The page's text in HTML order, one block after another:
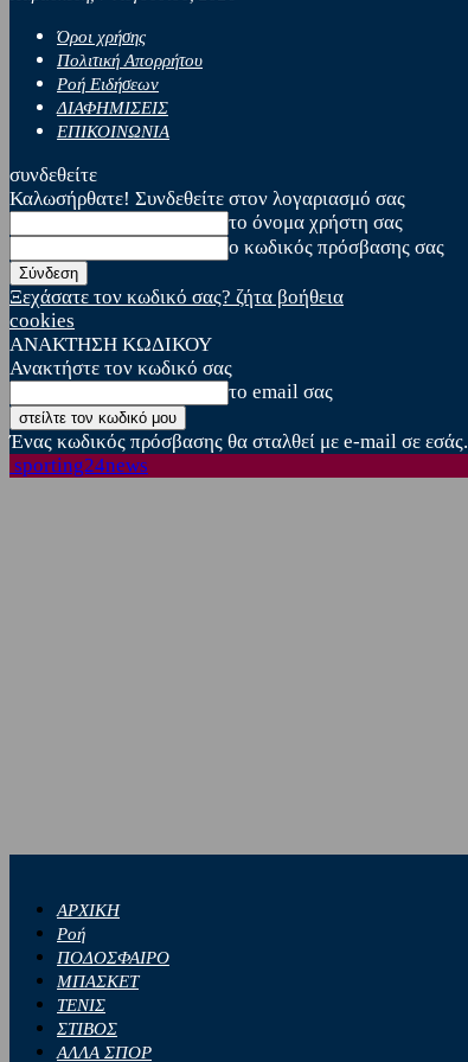
Όροι χρήσης
Πολιτική Απορρήτου
Ροή Ειδήσεων
ΔΙΑΦΗΜΙΣΕΙΣ
ΕΠΙΚΟΙΝΩΝΙΑ
συνδεθείτε
Καλωσήρθατε! Συνδεθείτε στον λογαριασμό σας
το όνομα χρήστη σας
ο κωδικός πρόσβασης σας
Ξεχάσατε τον κωδικό σας? ζήτα βοήθεια
cookies
ΑΝΑΚΤΗΣΗ ΚΩΔΙΚΟΥ
Ανακτήστε τον κωδικό σας
το email σας
Ένας κωδικός πρόσβασης θα σταλθεί με e-mail σε εσάς.
sporting24news
ΑΡΧΙΚΗ
Ροή
ΠΟΔΟΣΦΑΙΡΟ
ΜΠΑΣΚΕΤ
ΤΕΝΙΣ
ΣΤΙΒΟΣ
ΑΛΛΑ ΣΠΟΡ